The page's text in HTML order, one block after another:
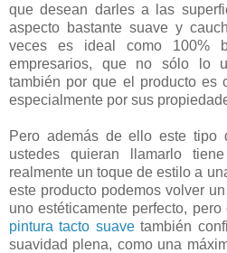
que desean darles a las
aspecto bastante suave y
veces es ideal como 100%
empresarios, que no sólo lo
también por que el producto es
especialmente por sus
Pero además de ello este tipo
ustedes quieran llamarlo
realmente un toque de estilo a
este producto podemos volver
uno estéticamente perfecto,
pintura tacto suave también
suavidad plena, como una